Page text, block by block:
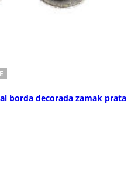
borda decorada zamak prata